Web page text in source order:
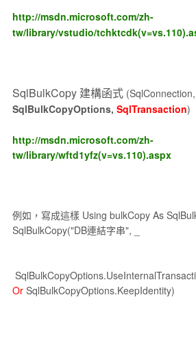
http://msdn.microsoft.com/zh-
tw/library/vstudio/
SqlBulkCopy 建構函式(SqlConnection,
SqlBulkCopyOptions, SqlTransaction)
http://msdn.microsoft.com/zh-
tw/library/wftd1yfz(v=vs.110).aspx
例如，寫成這樣 Using bulkCopy As
SqlBulkCopy("DB連結字串", _
Or SqlBulkCopyOptions.KeepIdentity)